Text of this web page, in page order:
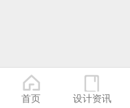
首页 设计资讯